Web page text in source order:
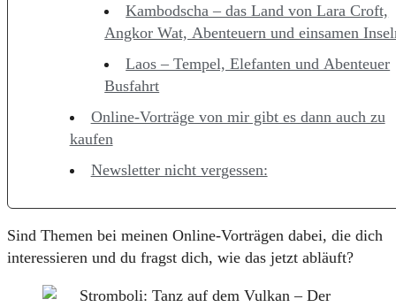
Kambodscha – das Land von Lara Croft,
Angkor Wat, Abenteuern und einsamen
Laos – Tempel, Elefanten und Abenteuer
Busfahrt
Online-Vorträge von mir gibt es dann auch zu
kaufen
Newsletter nicht vergessen:
Sind Themen bei meinen Online-Vorträgen dabei, die dich
interessieren und du fragst dich, wie das jetzt abläuft?